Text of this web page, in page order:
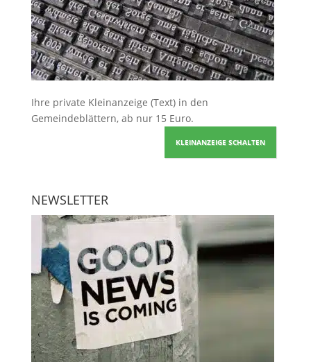
Ihre private Kleinanzeige (Text) in den
Gemeindeblättern, ab nur 15 Euro.
KLEINANZEIGE SCHALTEN
NEWSLETTER